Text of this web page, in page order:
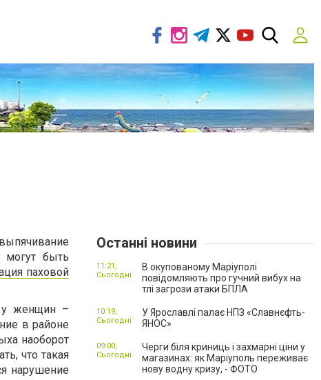
быть
паховой
у женщин –
в районе
наоборот
что такая
нарушение
Останні новини
В окупованому Маріуполі
повідомляють про гучний вибух на
тлі загрози атаки БПЛА
11:21,
Сьогодні
У Ярославлі палає НПЗ «Славнєфть-
ЯНОС»
10:19,
Сьогодні
Черги біля криниць і захмарні ціни у
магазинах: як Маріуполь переживає
нову водну кризу, - ФОТО
09:00,
Сьогодні